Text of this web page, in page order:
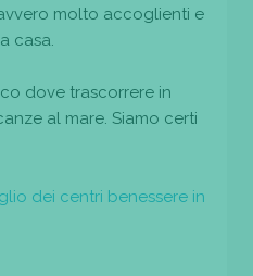
molto accoglienti e
casa.
dove trascorrere in
al mare. Siamo certi
dei centri benessere in